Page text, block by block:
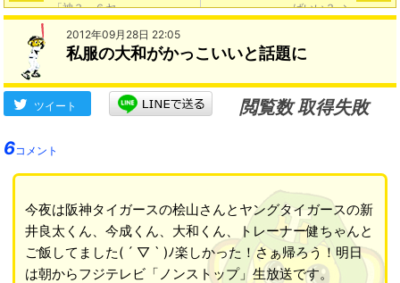
「神３－６ヤ」
ばいい？→
2012年09月28日 22:05
私服の大和がかっこいいと話題に
ツイート
閲覧数 取得失敗
6コメント
今夜は阪神タイガースの桧山さんとヤングタイガースの新
井良太くん、今成くん、大和くん、トレーナー健ちゃんと
ご飯してました( ´ ▽ ` )ﾉ楽しかった！さぁ帰ろう！明日
は朝からフジテレビ「ノンストップ」生放送です。